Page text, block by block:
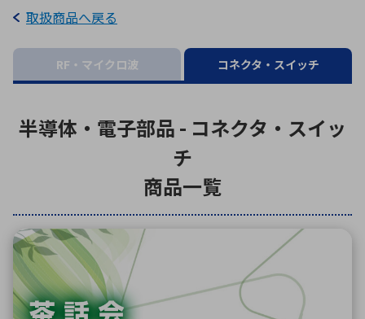
照射
シミュレーター
環境構築・開発システム
取扱商品へ戻る
RF・マイクロ波 コネクタ・スイッチ
半導体・電子部品 - コネクタ・スイッ
チ
商品一覧